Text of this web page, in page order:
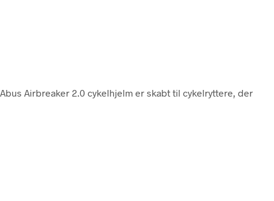
. Abus Airbreaker 2.0 cykelhjelm er skabt til cykelryttere, der